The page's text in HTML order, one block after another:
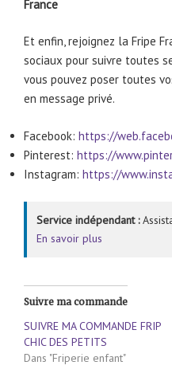
France
Et enfin, rejoignez la Fripe
sociaux pour suivre toutes
vous pouvez poser toutes
en message privé.
Facebook: https://
Pinterest: https://
Instagram: https://
Service indépendant :
En savoir plus
Suivre ma commande
SUIVRE MA COMMANDE FRIP
CHIC DES PETITS
Dans "Friperie enfant"